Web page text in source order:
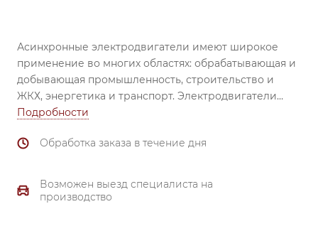
Асинхронные электродвигатели имеют широкое
применение во многих областях: обрабатывающая и
добывающая промышленность, строительство и
ЖКХ, энергетика и транспорт. Электродвигатели
незаменимы при использовании в вентиляторах,
смесителях, механизмах перемещения, затворах и
подшипник (все электродвигатели комплектуются
высоконадежными подшипниками ведущих
Подробности
Обработка заказа в течение дня
Возможен выезд специалиста на
производство